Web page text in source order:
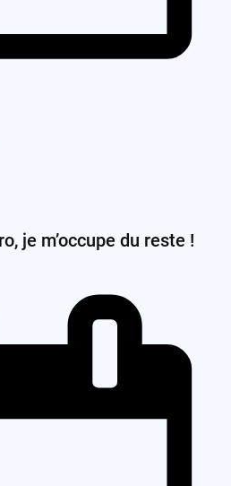
je m’occupe du reste !